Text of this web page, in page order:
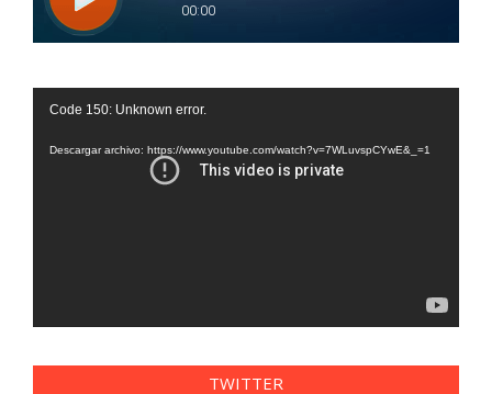
Reproductor
vídeo
Code 150: Unknown error.
Descargar archivo: https://www.youtube.com/watch?v=7WLuvspCYwE&_=1
TWITTER